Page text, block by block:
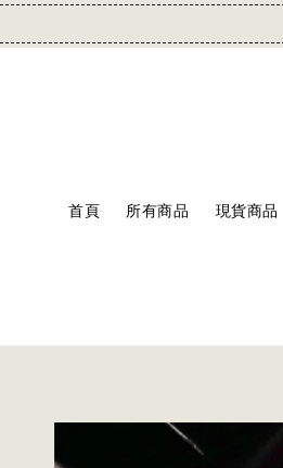
首頁 所有商品 現貨商品